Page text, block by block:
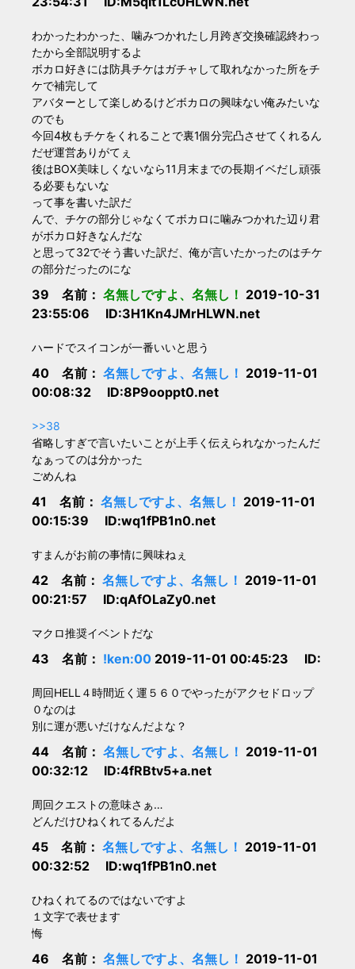
わかったわかった、噛みつかれたし月跨ぎ交換確認終わっ
たから全部説明するよ
ボカロ好きには防具チケはガチャして取れなかった所をチ
ケで補完して
アバターとして楽しめるけどボカロの興味ない俺みたいな
のでも
今回4枚もチケをくれることで裏1個分完凸させてくれるん
だぜ運営ありがてぇ
後はBOX美味しくないなら11月末までの長期イベだし頑張
る必要もないな
って事を書いた訳だ
んで、チケの部分じゃなくてボカロに噛みつかれた辺り君
がボカロ好きなんだな
と思って32でそう書いた訳だ、俺が言いたかったのはチケ
の部分だったのにな
39 名前： 名無しですよ、名無し！ 2019-10-31
23:55:06 ID:3H1Kn4JMrHLWN.net
ハードでスイコンが一番いいと思う
40 名前： 名無しですよ、名無し！ 2019-11-01
00:08:32 ID:8P9ooppt0.net
>>38
省略しすぎで言いたいことが上手く伝えられなかったんだ
なぁってのは分かった
ごめんね
41 名前： 名無しですよ、名無し！ 2019-11-01
00:15:39 ID:wq1fPB1n0.net
すまんがお前の事情に興味ねぇ
42 名前： 名無しですよ、名無し！ 2019-11-01
00:21:57 ID:qAfOLaZy0.net
マクロ推奨イベントだな
43 名前： !ken:00 2019-11-01 00:45:23 ID:
周回HELL４時間近く運５６０でやったがアクセドロップ
０なのは
別に運が悪いだけなんだよな？
44 名前： 名無しですよ、名無し！ 2019-11-01
00:32:12 ID:4fRBtv5+a.net
周回クエストの意味さぁ…
どんだけひねくれてるんだよ
45 名前： 名無しですよ、名無し！ 2019-11-01
00:32:52 ID:wq1fPB1n0.net
ひねくれてるのではないですよ
１文字で表せます
悔
46 名前： 名無しですよ、名無し！ 2019-11-01